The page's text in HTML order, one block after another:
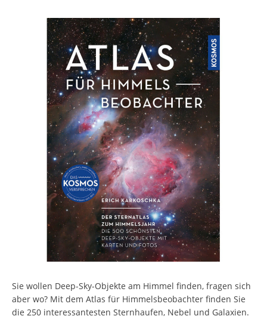
Sie wollen Deep-Sky-Objekte am Himmel finden, fragen sich
aber wo? Mit dem Atlas für Himmelsbeobachter finden Sie
die 250 interessantesten Sternhaufen, Nebel und Galaxien.